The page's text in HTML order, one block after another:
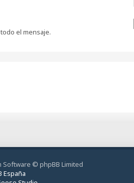
el mensaje.
Software © phpBB Limited
España